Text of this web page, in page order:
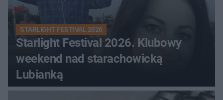
STARLIGHT FESTIVAL 2026
Starlight Festival 2026. Klubowy
weekend nad starachowicką
Lubianką